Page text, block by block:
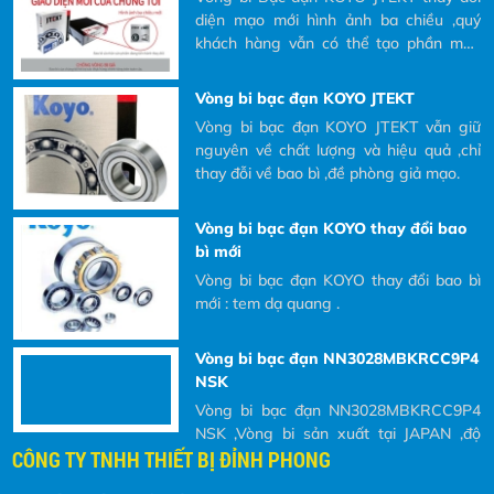
mua và yêu cầu bên nhà cung cấp báo giá.Khách hàng có nhu cầu mua và yêu cầu
bên nhà cung cấp báo giá.
diện mạo mới hình ảnh ba chiều ,quý
khách hàng vẫn có thể tạo phần mền
Vòng bi bạc đạn KOYO JTEKT
Vòng bi bạc đạn KOYO JTEKT vẫn giữ
nguyên về chất lượng và hiệu quả ,chỉ
thay đỗi về bao bì ,đề phòng giả mạo.
Vòng bi bạc đạn KOYO thay đổi bao
bì mới
Vòng bi bạc đạn KOYO thay đổi bao bì
mới : tem dạ quang .
Vòng bi bạc đạn NN3028MBKRCC9P4
NSK
Vòng bi bạc đạn NN3028MBKRCC9P4
NSK ,Vòng bi sản xuất tại JAPAN ,độ
chính xác cao sử dụng trục chính máy
CÔNG TY TNHH THIẾT BỊ ĐỈNH PHONG